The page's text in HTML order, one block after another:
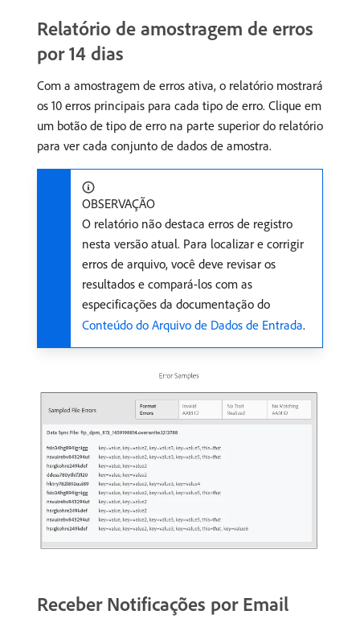
Relatório de amostragem de erros
por 14 dias
Com a amostragem de erros ativa, o relatório mostrará
os 10 erros principais para cada tipo de erro. Clique em
um botão de tipo de erro na parte superior do relatório
para ver cada conjunto de dados de amostra.
OBSERVAÇÃO
O relatório não destaca erros de registro
nesta versão atual. Para localizar e corrigir
erros de arquivo, você deve revisar os
resultados e compará-los com as
especificações da documentação do
Conteúdo do Arquivo de Dados de Entrada.
Receber Notificações por Email